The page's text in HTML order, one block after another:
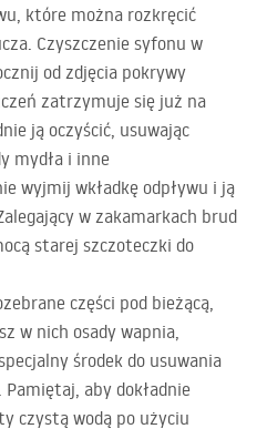
które można rozkręcić
Czyszczenie syfonu w
od zdjęcia pokrywy
zatrzymuje się już na
ją oczyścić, usuwając
mydła i inne
wyjmij wkładkę odpływu i ją
w zakamarkach brud
starej szczoteczki do
części pod bieżącą,
w nich osady wapnia,
środek do usuwania
aby dokładnie
czystą wodą po użyciu